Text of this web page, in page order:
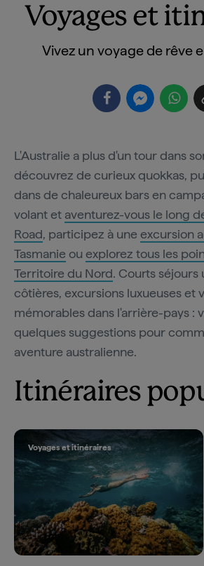
Voyages et
Vivez un voyage de rêve
L'Australie a plus d'un tour dans
découvrez de curieux quokkas,
dans de chaleureux bars en
volant et aventurez-vous le long
Road, participez à une excursion
Tasmanie ou explorez tous les
Territoire du Nord. Courts séjours
côtières, excursions luxueuses et
mémorables dans l'arrière-pays :
quelques suggestions pour
aventure australienne.
Itinéraires
Voyages et itinéraires